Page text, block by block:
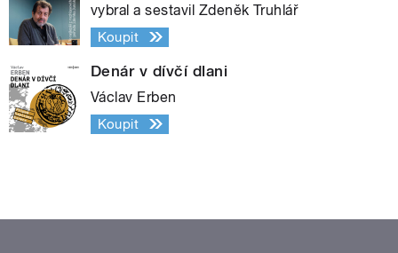
vybral a sestavil Zdeněk Truhlář
Koupit
Denár v dívčí dlani
Václav Erben
Koupit